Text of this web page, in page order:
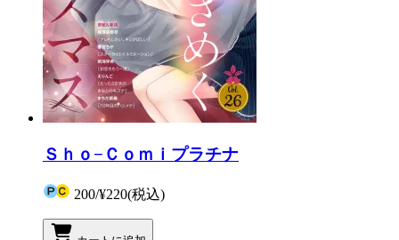
Ｓｈｏ−Ｃｏｍｉプラチナ
200/¥220(税込)